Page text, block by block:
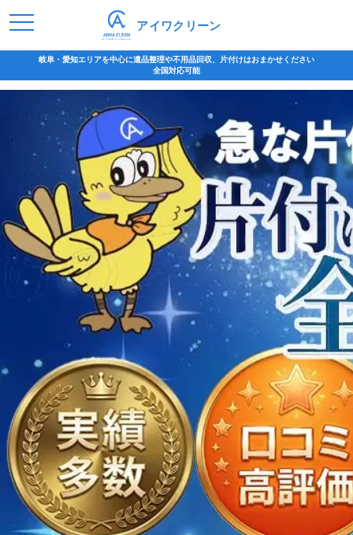
アイワクリーン